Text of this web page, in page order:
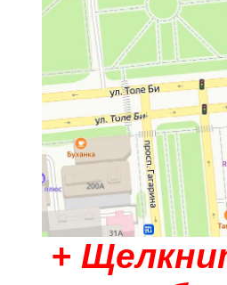
+